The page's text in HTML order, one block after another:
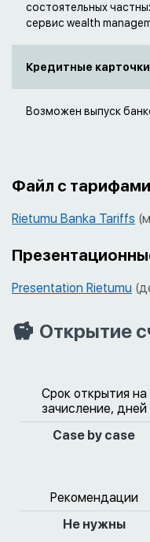
состоятельных
сервис wealth
Кредитные карточки
Возможен выпуск
Файл с тарифами
Rietumu Banka Tariffs
Presentation Rietumu
Открытие
Срок открытия на
зачисление, дней
Case by case
Рекомендации
Не нужны